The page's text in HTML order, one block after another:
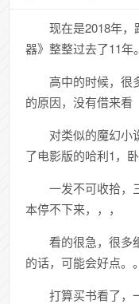
现在是2018年，
器》整整过去了11年。
高中的时候，很
的原因，没有借来看
对类似的魔幻小
了电影版的哈利1，卧
一发不可收拾，
本停不下来，，，
看的很急，很多
的话，可能会好点。。
打算买书看了，